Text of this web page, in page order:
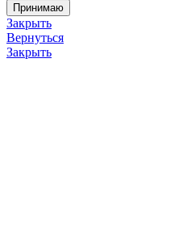
Принимаю
Закрыть
Вернуться
Закрыть